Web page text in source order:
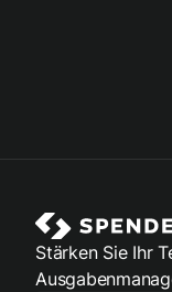
Stärken Sie Ihr